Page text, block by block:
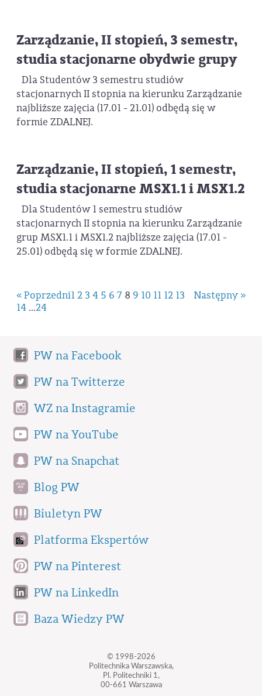
Zarządzanie, II stopień, 3 semestr,
studia stacjonarne obydwie grupy
Dla Studentów 3 semestru studiów
stacjonarnych II stopnia na kierunku Zarządzanie
najbliższe zajęcia (17.01 - 21.01) odbędą się w
formie ZDALNEJ.
Zarządzanie, II stopień, 1 semestr,
studia stacjonarne MSX1.1 i MSX1.2
Dla Studentów 1 semestru studiów
stacjonarnych II stopnia na kierunku Zarządzanie
grup MSX1.1 i MSX1.2 najbliższe zajęcia (17.01 -
25.01) odbędą się w formie ZDALNEJ.
« Poprzedni Następny »
1 2 3 4 5 6 7 8 9 10 11 12 13
14 ...24
PW na Facebook
PW na Twitterze
WZ na Instagramie
PW na YouTube
PW na Snapchat
Blog PW
Biuletyn PW
Platforma Ekspertów
PW na Pinterest
PW na LinkedIn
Baza Wiedzy PW
© 1998-2026
Politechnika Warszawska,
Pl. Politechniki 1,
00-661 Warszawa